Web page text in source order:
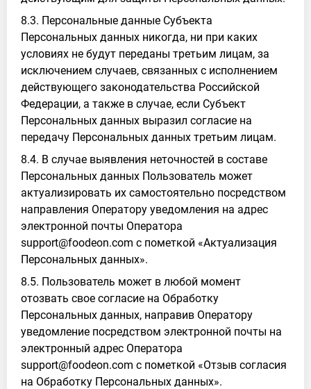
8.3. Персональные данные Субъекта
Персональных данных никогда, ни при каких
условиях не будут переданы третьим лицам, за
исключением случаев, связанных с исполнением
действующего законодательства Российской
Федерации, а также в случае, если Субъект
Персональных данных выразил согласие на
передачу Персональных данных третьим лицам.
8.4. В случае выявления неточностей в составе
Персональных данных Пользователь может
актуализировать их самостоятельно посредством
направления Оператору уведомления на адрес
электронной почты Оператора
support@foodeon.com с пометкой «Актуализация
Персональных данных».
8.5. Пользователь может в любой момент
отозвать свое согласие на Обработку
Персональных данных, направив Оператору
уведомление посредством электронной почты на
электронный адрес Оператора
support@foodeon.com с пометкой «Отзыв согласия
на Обработку Персональных данных».